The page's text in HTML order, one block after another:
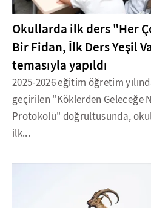
Okullarda ilk ders "Her
Bir Fidan, İlk Ders Yeşil
temasıyla yapıldı
2025-2026 eğitim öğretim
geçirilen "Köklerden Geleceğe
Protokolü" doğrultusunda,
ilk...